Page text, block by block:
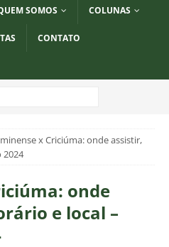
SOMOS COLUNAS
CONTATO
x Criciúma: onde assistir,
2024
onde
e local –